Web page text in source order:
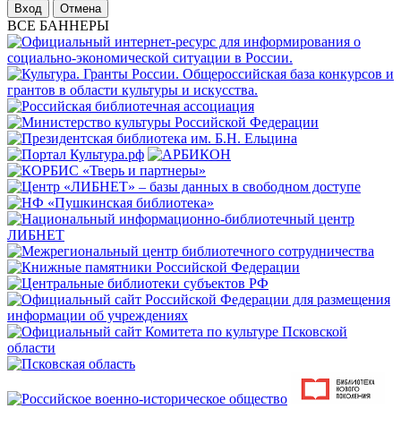
Отмена
ВСЕ БАННЕРЫ